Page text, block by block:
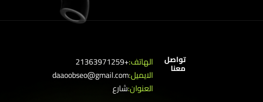
تواصل
معنا الهاتف:+21363971259
الايميل:daaoobseo@gmail.com
العنوان:شارع